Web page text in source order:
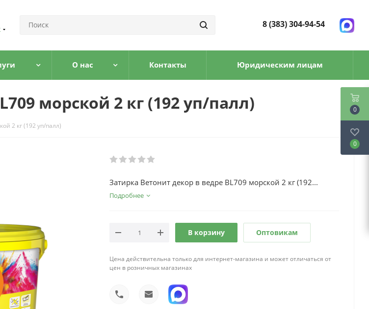
8 (383) 304-94-54
О нас Контакты Юридическим лицам
морской 2 кг (192 уп/палл)
2 кг (192 уп/палл)
Затирка Ветонит декор в ведре BL709 морской 2 кг (192...
Подробнее
В корзину Оптовикам
Цена действительна только для интернет-магазина и может отличаться от
цен в розничных магазинах
0
0